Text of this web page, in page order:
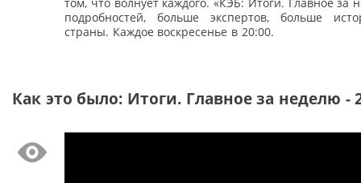
подробностей, больше экспертов, больше
страны. Каждое воскресенье в 20:00.
Как это было: Итоги. Главное за неделю -